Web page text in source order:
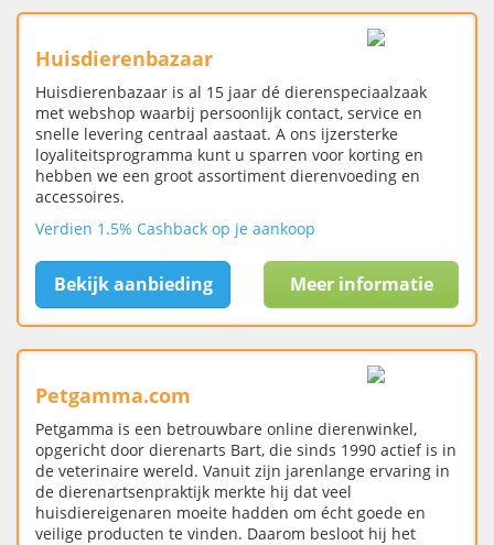
Huisdierenbazaar
Huisdierenbazaar is al 15 jaar dé dierenspeciaalzaak
met webshop waarbij persoonlijk contact, service en
snelle levering centraal aastaat. A ons ijzersterke
loyaliteitsprogramma kunt u sparren voor korting en
hebben we een groot assortiment dierenvoeding en
accessoires.
Verdien 1.5% Cashback op je aankoop
Bekijk aanbieding Meer informatie
Petgamma.com
Petgamma is een betrouwbare online dierenwinkel,
opgericht door dierenarts Bart, die sinds 1990 actief is in
de veterinaire wereld. Vanuit zijn jarenlange ervaring in
de dierenartsenpraktijk merkte hij dat veel
huisdiereigenaren moeite hadden om écht goede en
veilige producten te vinden. Daarom besloot hij het